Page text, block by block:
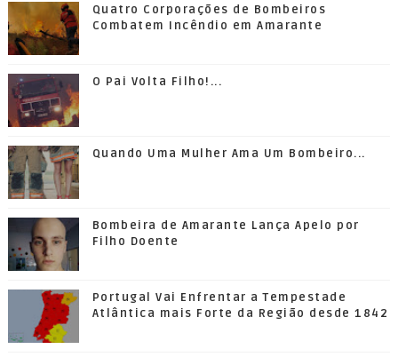
Quatro Corporações de Bombeiros
Combatem Incêndio em Amarante
O Pai Volta Filho!...
Quando Uma Mulher Ama Um Bombeiro...
Bombeira de Amarante Lança Apelo por
Filho Doente
Portugal Vai Enfrentar a Tempestade
Atlântica mais Forte da Região desde 1842